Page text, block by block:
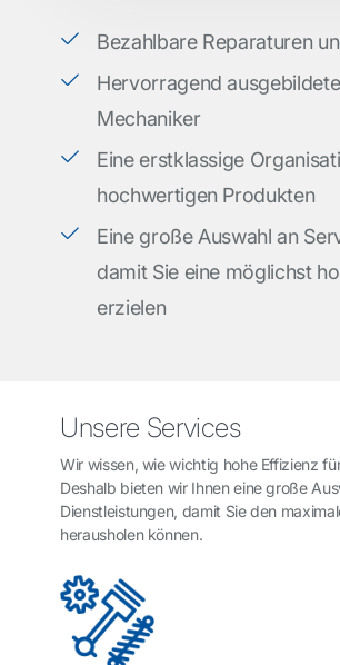
Bezahlbare Reparaturen
Hervorragend ausgebildete
Mechaniker
Eine erstklassige
hochwertigen Produkten
Eine große Auswahl an
damit Sie eine möglichst
erzielen
Unsere Services
Wir wissen, wie wichtig hohe Effizienz
Deshalb bieten wir Ihnen eine große
Dienstleistungen, damit Sie den
herausholen können.